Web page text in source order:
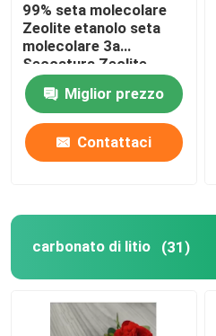
Controllo della qualità
Contattaci
Chiedi un preventivo
carbonato di litio
99% seta molecolare
Zeolite etanolo seta
molecolare 3a
Seccatura Zeolite
Miglior prezzo
Contattaci
carbonato di litio (31)